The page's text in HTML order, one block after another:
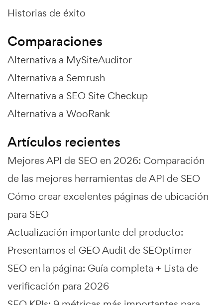
Historias de éxito
Comparaciones
Alternativa a MySiteAuditor
Alternativa a Semrush
Alternativa a SEO Site Checkup
Alternativa a WooRank
Artículos recientes
Mejores API de SEO en 2026: Comparación
de las mejores herramientas de API de SEO
Cómo crear excelentes páginas de ubicación
para SEO
Actualización importante del producto:
Presentamos el GEO Audit de SEOptimer
SEO en la página: Guía completa + Lista de
verificación para 2026